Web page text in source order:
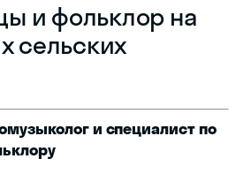
и фольклор на
сельских
и специалист по